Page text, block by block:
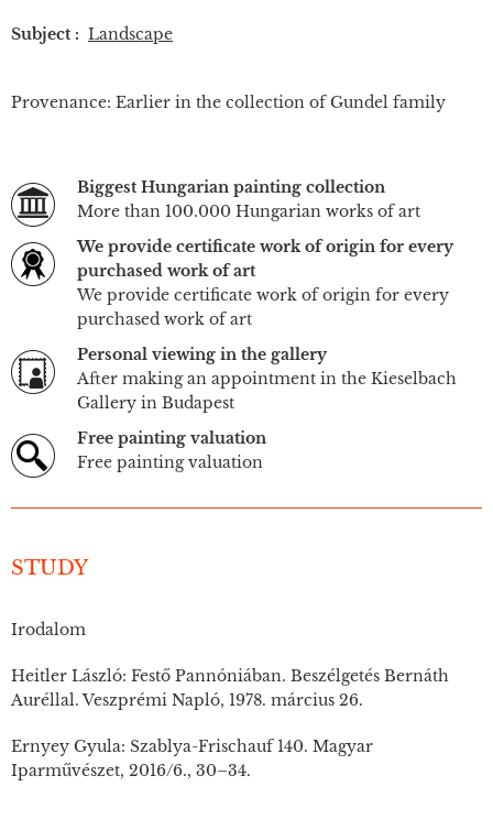
Subject : Landscape
Provenance: Earlier in the collection of Gundel family
Biggest Hungarian painting collection
More than 100.000 Hungarian works of art
We provide certificate work of origin for every
purchased work of art
We provide certificate work of origin for every
purchased work of art
Personal viewing in the gallery
After making an appointment in the Kieselbach
Gallery in Budapest
Free painting valuation
Free painting valuation
STUDY
Irodalom
Heitler László: Festő Pannóniában. Beszélgetés Bernáth
Auréllal. Veszprémi Napló, 1978. március 26.
Ernyey Gyula: Szablya-Frischauf 140. Magyar
Iparművészet, 2016/6., 30–34.